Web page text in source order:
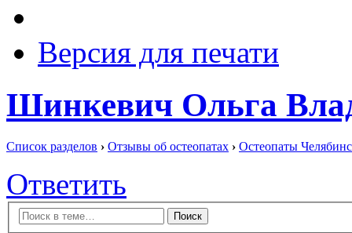
Версия для печати
Шинкевич Ольга
Список разделов › Отзывы об остеопатах › Остеопаты
Ответить